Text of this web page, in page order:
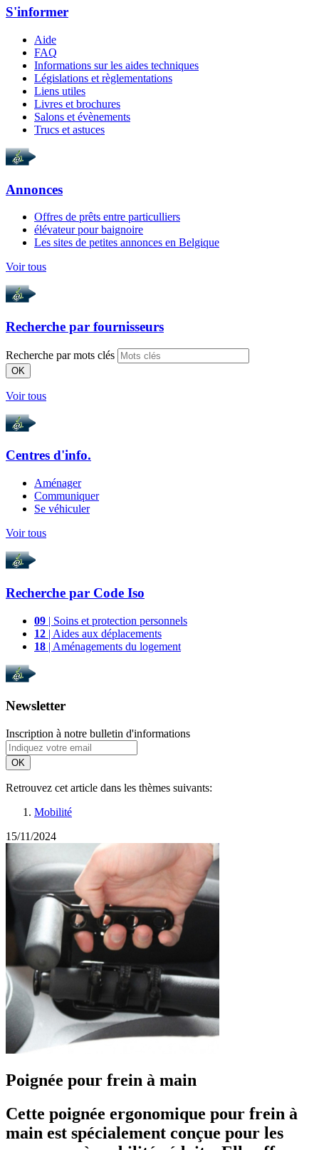
S'informer
Aide
FAQ
Informations sur les aides techniques
Législations et règlementations
Liens utiles
Livres et brochures
Salons et évènements
Trucs et astuces
Annonces
Offres de prêts entre particulliers
élévateur pour baignoire
Les sites de petites annonces en Belgique
Voir tous
Recherche par fournisseurs
Recherche par mots clés
OK
Voir tous
Centres d'info.
Aménager
Communiquer
Se véhiculer
Voir tous
Recherche par Code Iso
09 | Soins et protection personnels
12 | Aides aux déplacements
18 | Aménagements du logement
Newsletter
Inscription à notre bulletin d'informations
OK
Retrouvez cet article dans les thèmes suivants:
Mobilité
15/11/2024
Poignée pour frein à main
Cette poignée ergonomique pour frein à
main est spécialement conçue pour les